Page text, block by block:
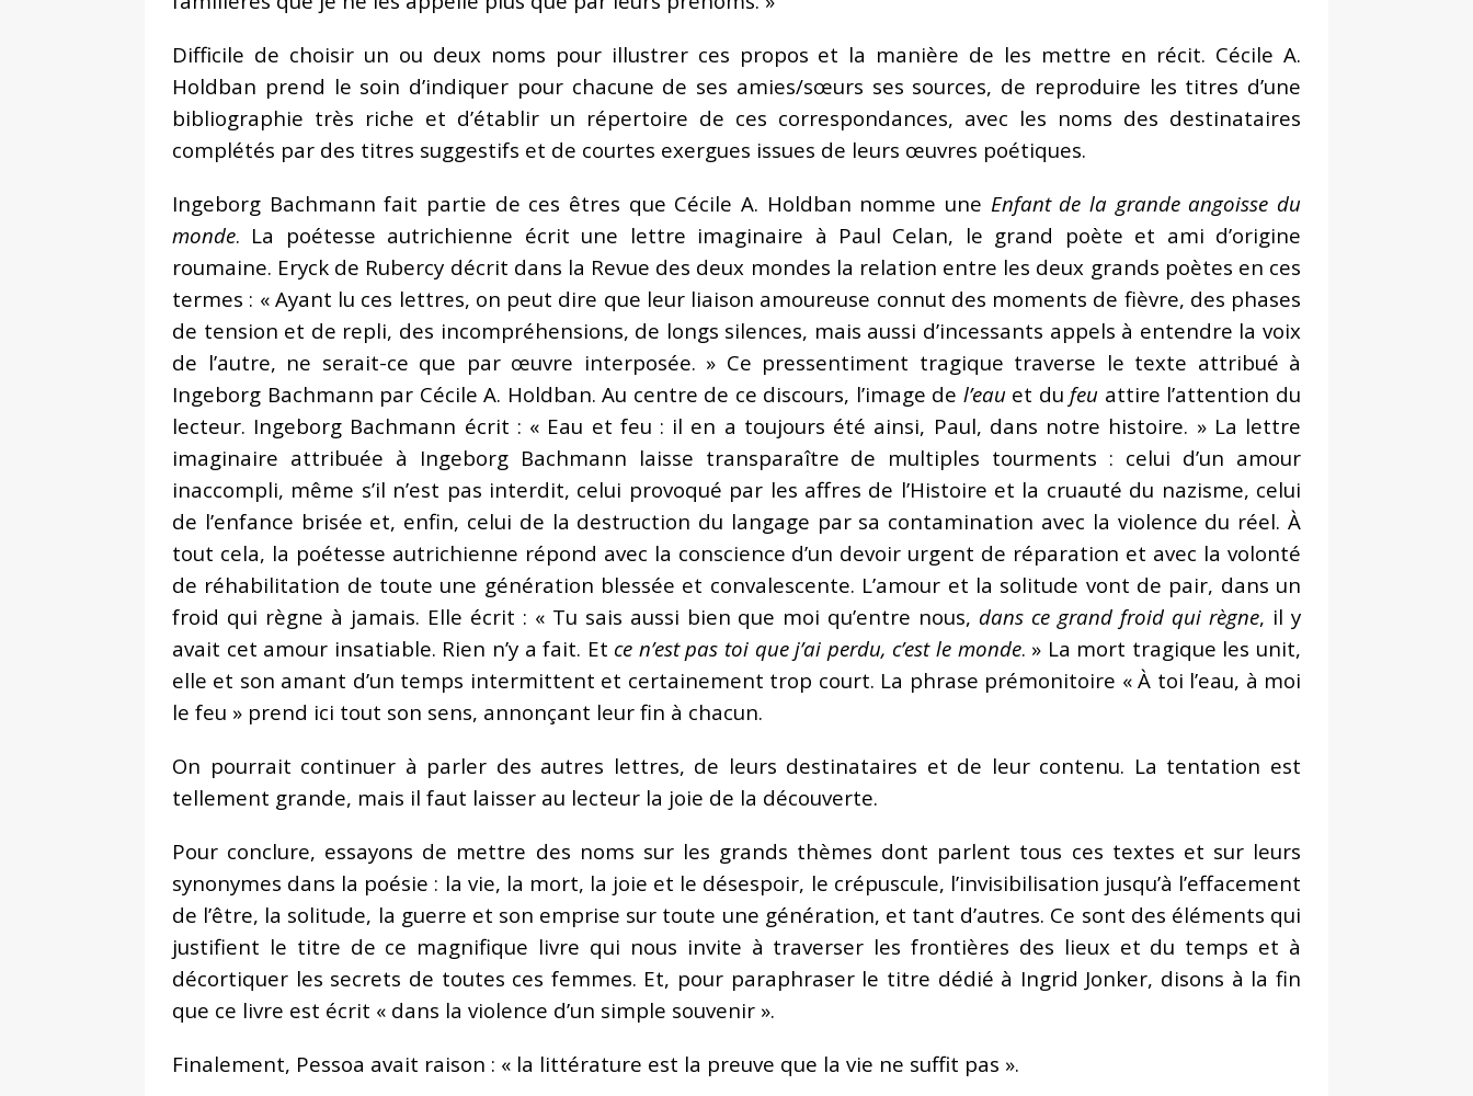
Difficile de choisir un ou deux noms pour illustrer ces propos et la manière de les mettre en récit. Cécile A.
Holdban prend le soin d’indiquer pour chacune de ses amies/sœurs ses sources, de reproduire les titres d’une
bibliographie très riche et d’établir un répertoire de ces correspondances, avec les noms des destinataires
complétés par des titres suggestifs et de courtes exergues issues de leurs œuvres poétiques.
Ingeborg Bachmann fait partie de ces êtres que Cécile A. Holdban nomme une Enfant de la grande angoisse du
monde. La poétesse autrichienne écrit une lettre imaginaire à Paul Celan, le grand poète et ami d’origine
roumaine. Eryck de Rubercy décrit dans la Revue des deux mondes la relation entre les deux grands poètes en ces
termes : « Ayant lu ces lettres, on peut dire que leur liaison amoureuse connut des moments de fièvre, des phases
de tension et de repli, des incompréhensions, de longs silences, mais aussi d’incessants appels à entendre la voix
de l’autre, ne serait-ce que par œuvre interposée. » Ce pressentiment tragique traverse le texte attribué à
Ingeborg Bachmann par Cécile A. Holdban. Au centre de ce discours, l’image de l’eau et du feu attire l’attention du
lecteur. Ingeborg Bachmann écrit : « Eau et feu : il en a toujours été ainsi, Paul, dans notre histoire. » La lettre
imaginaire attribuée à Ingeborg Bachmann laisse transparaître de multiples tourments : celui d’un amour
inaccompli, même s’il n’est pas interdit, celui provoqué par les affres de l’Histoire et la cruauté du nazisme, celui
de l’enfance brisée et, enfin, celui de la destruction du langage par sa contamination avec la violence du réel. À
tout cela, la poétesse autrichienne répond avec la conscience d’un devoir urgent de réparation et avec la volonté
de réhabilitation de toute une génération blessée et convalescente. L’amour et la solitude vont de pair, dans un
froid qui règne à jamais. Elle écrit : « Tu sais aussi bien que moi qu’entre nous, dans ce grand froid qui règne, il y
avait cet amour insatiable. Rien n’y a fait. Et ce n’est pas toi que j’ai perdu, c’est le monde. » La mort tragique les unit,
elle et son amant d’un temps intermittent et certainement trop court. La phrase prémonitoire « À toi l’eau, à moi
le feu » prend ici tout son sens, annonçant leur fin à chacun.
On pourrait continuer à parler des autres lettres, de leurs destinataires et de leur contenu. La tentation est
tellement grande, mais il faut laisser au lecteur la joie de la découverte.
Pour conclure, essayons de mettre des noms sur les grands thèmes dont parlent tous ces textes et sur leurs
synonymes dans la poésie : la vie, la mort, la joie et le désespoir, le crépuscule, l’invisibilisation jusqu’à l’effacement
de l’être, la solitude, la guerre et son emprise sur toute une génération, et tant d’autres. Ce sont des éléments qui
justifient le titre de ce magnifique livre qui nous invite à traverser les frontières des lieux et du temps et à
décortiquer les secrets de toutes ces femmes. Et, pour paraphraser le titre dédié à Ingrid Jonker, disons à la fin
que ce livre est écrit « dans la violence d’un simple souvenir ».
Finalement, Pessoa avait raison : « la littérature est la preuve que la vie ne suffit pas ».